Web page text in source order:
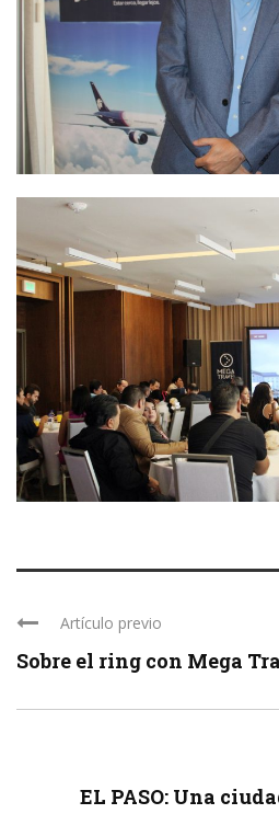
Artículo previo
Sobre el ring con Mega
EL PASO: Una